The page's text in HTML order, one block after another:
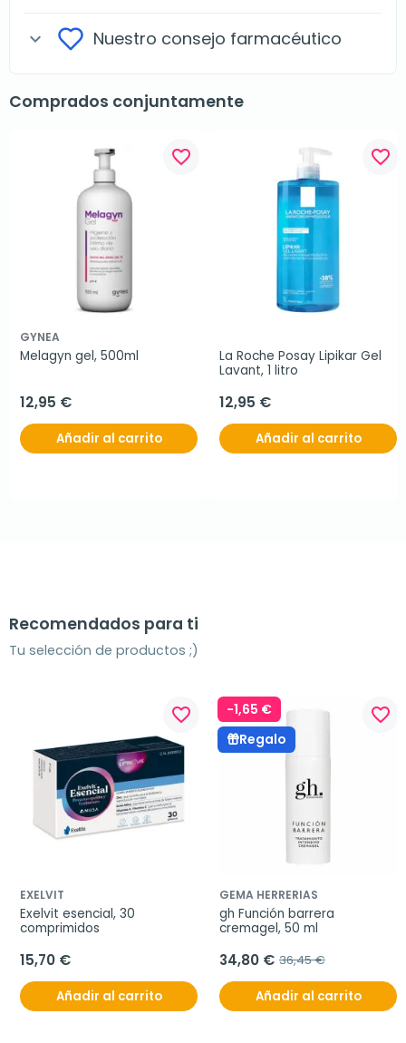
expand_more Nuestro consejo farmacéutico
Comprados conjuntamente
favorite_border
GYNEA
Melagyn gel, 500ml
12,95 €
Añadir al carrito
favorite_border
La Roche Posay Lipikar Gel
Lavant, 1 litro
12,95 €
Añadir al carrito
Recomendados para ti
Tu selección de productos ;)
favorite_border
EXELVIT
Exelvit esencial, 30
comprimidos
15,70 €
Añadir al carrito
-1,65 €
Regalo
favorite_border
GEMA HERRERIAS
gh Función barrera
cremagel, 50 ml
34,80 € 36,45 €
Añadir al carrito